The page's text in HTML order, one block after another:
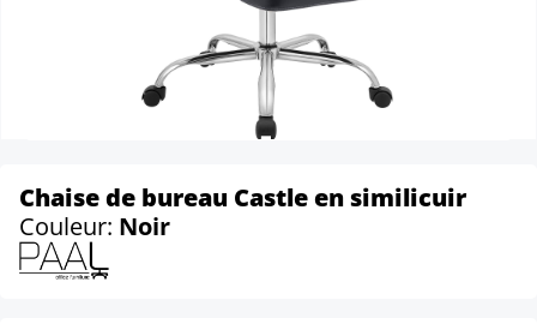
Chaise de bureau Castle en similicuir
Couleur: Noir